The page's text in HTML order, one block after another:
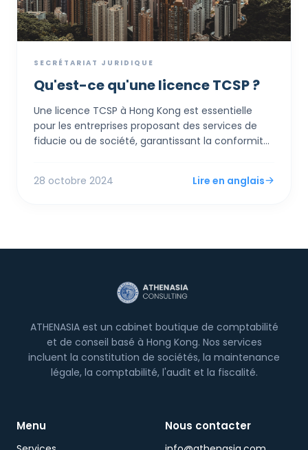
SECRÉTARIAT JURIDIQUE
Qu'est-ce qu'une licence TCSP ?
Une licence TCSP à Hong Kong est essentielle
pour les entreprises proposant des services de
fiducie ou de société, garantissant la conformité
du terrorisme (CTF). Le processus de demande
raisonnable client et la tenue de registres.
28 octobre 2024 Lire en anglais
ATHENASIA est un cabinet boutique de comptabilité
et de conseil basé à Hong Kong. Nos services
incluent la constitution de sociétés, la maintenance
légale, la comptabilité, l'audit et la fiscalité.
Menu Nous contacter